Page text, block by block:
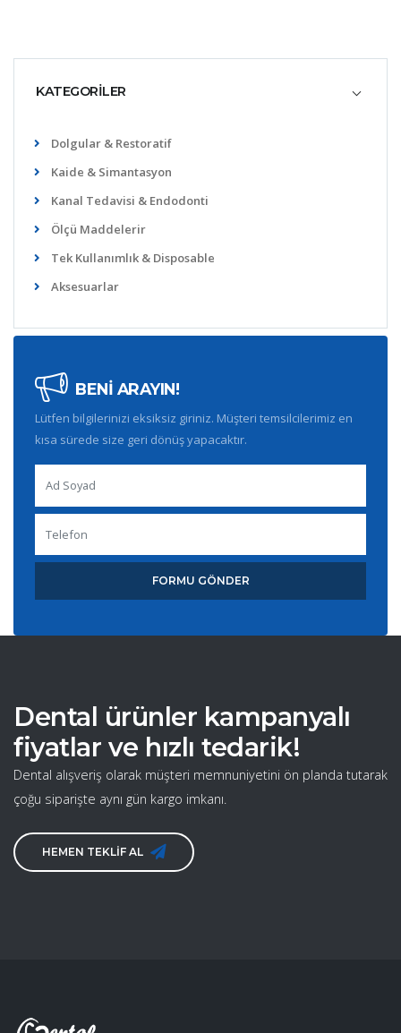
KATEGORİLER
Dolgular & Restoratif
Kaide & Simantasyon
Kanal Tedavisi & Endodonti
Ölçü Maddelerir
Tek Kullanımlık & Disposable
Aksesuarlar
BENİ ARAYIN!
Lütfen bilgilerinizi eksiksiz giriniz. Müşteri temsilcilerimiz en
kısa sürede size geri dönüş yapacaktır.
FORMU GÖNDER
Dental ürünler kampanyalı
fiyatlar ve hızlı tedarik!
Dental alışveriş olarak müşteri memnuniyetini ön planda tutarak
çoğu siparişte aynı gün kargo imkanı.
HEMEN TEKLİF AL